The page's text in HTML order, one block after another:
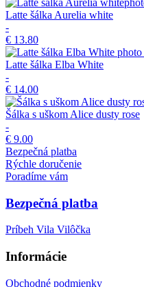
Latte šálka Aurelia white
-
€ 13.80
Latte šálka Elba White
-
€ 14.00
Šálka s uškom Alice dusty rose
-
€ 9.00
Bezpečná platba
Rýchle doručenie
Poradíme vám
Bezpečná platba
Príbeh Vila Vilôčka
Informácie
Obchodné podmienky